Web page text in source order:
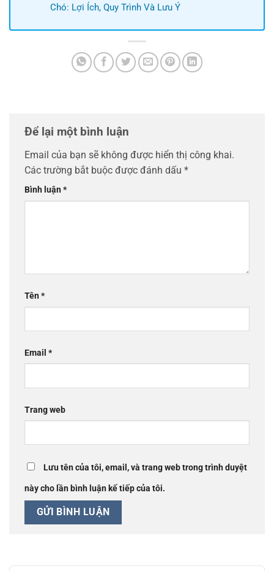
Chó: Lợi Ích, Quy Trình Và Lưu Ý
Để lại một bình luận
Email của bạn sẽ không được hiển thị công khai.
Các trường bắt buộc được đánh dấu *
Bình luận*
Tên*
Email *
Trang web
Lưu tên của tôi, email, và trang web trong trình duyệt
này cho lần bình luận kế tiếp của tôi.